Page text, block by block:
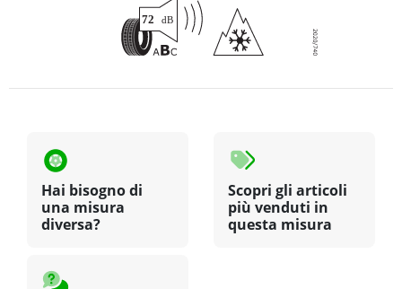
Hai bisogno di
una misura
diversa?
Scopri gli articoli
più venduti in
questa misura